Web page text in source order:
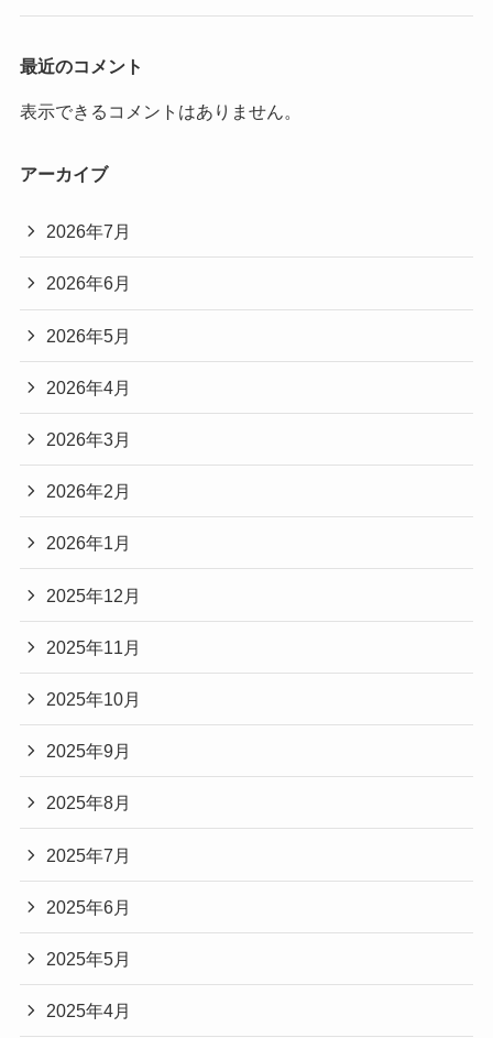
最近のコメント
表示できるコメントはありません。
アーカイブ
2026年7月
2026年6月
2026年5月
2026年4月
2026年3月
2026年2月
2026年1月
2025年12月
2025年11月
2025年10月
2025年9月
2025年8月
2025年7月
2025年6月
2025年5月
2025年4月